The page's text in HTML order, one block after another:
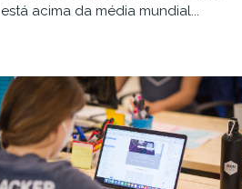
está acima da média mundial...